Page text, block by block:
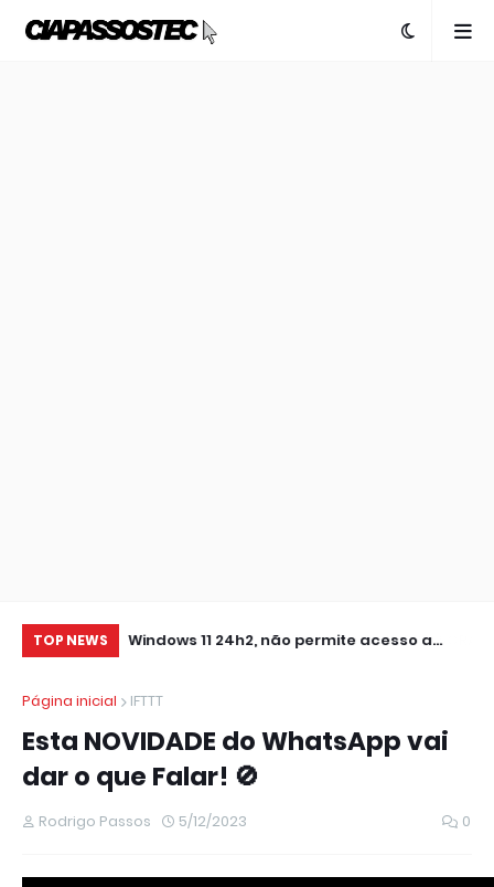
TOP NEWS
IMPRESSORA
Windows 11 24h2, não permite acesso a
outros
Página inicial IFTTT
Esta NOVIDADE do WhatsApp vai
dar o que Falar! 🚫
Rodrigo Passos 5/12/2023 0